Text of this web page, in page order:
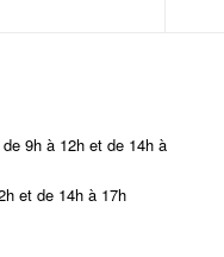
9h à 12h et de 14h à
et de 14h à 17h